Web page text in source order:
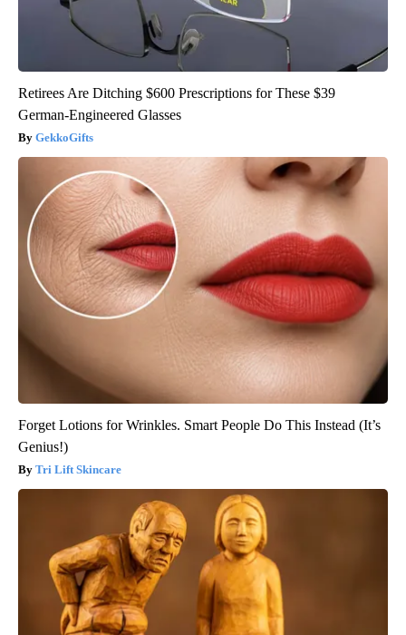
Retirees Are Ditching $600 Prescriptions for These $39
German-Engineered Glasses
GekkoGifts
Forget Lotions for Wrinkles. Smart People Do This Instead (It’s
Genius!)
Tri Lift Skincare